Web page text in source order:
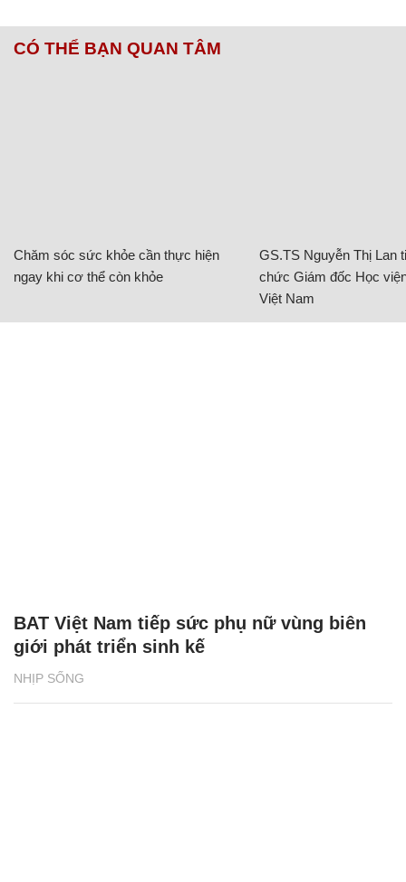
CÓ THỂ BẠN QUAN TÂM
Chăm sóc sức khỏe cần thực hiện
ngay khi cơ thể còn khỏe
GS.TS Nguyễn Thị Lan
chức Giám đốc Học
Việt Nam
NHỊP SỐNG
BAT Việt Nam tiếp sức phụ nữ vùng biên
giới phát triển sinh kế